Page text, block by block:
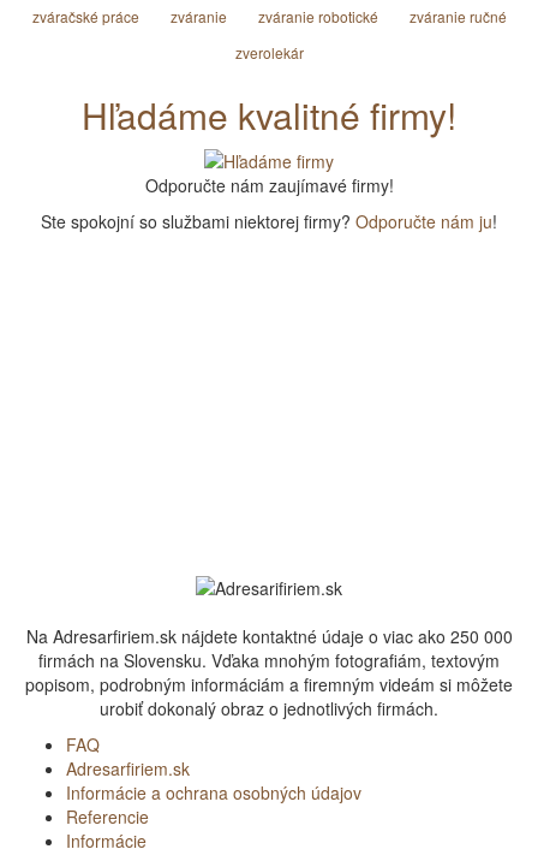
zváračské práce
zváranie zváranie robotické
zváranie ručné
zverolekár
Hľadáme kvalitné firmy!
Odporučte nám zaujímavé firmy!
Ste spokojní so službami niektorej firmy? Odporučte nám ju!
Na Adresarfiriem.sk nájdete kontaktné údaje o viac ako 250 000
firmách na Slovensku. Vďaka mnohým fotografiám, textovým
popisom, podrobným informáciám a firemným videám si môžete
urobiť dokonalý obraz o jednotlivých firmách.
FAQ
Adresarfiriem.sk
Informácie a ochrana osobných údajov
Referencie
Informácie